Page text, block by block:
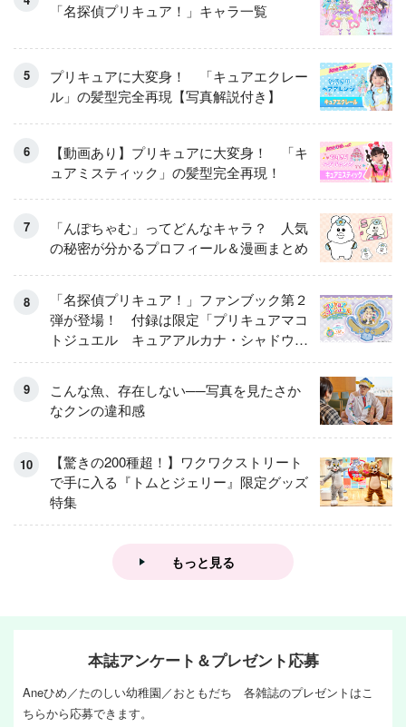
「名探偵プリキュア！」キャラ一覧
プリキュアに大変身！ 「キュアエクレー
ル」の髪型完全再現【写真解説付き】
【動画あり】プリキュアに大変身！ 「キ
ュアミスティック」の髪型完全再現！
「んぽちゃむ」ってどんなキャラ？ 人気
の秘密が分かるプロフィール＆漫画まとめ
「名探偵プリキュア！」ファンブック第２
弾が登場！ 付録は限定「プリキュアマコ
トジュエル キュアアルカナ・シャドウ
アイスver.」 キュアエクレールを大特
こんな魚、存在しない──写真を見たさか
なクンの違和感
【驚きの200種超！】ワクワクストリート
で手に入る『トムとジェリー』限定グッズ
特集
もっと見る
本誌アンケート＆プレゼント応募
Aneひめ／たのしい幼稚園／おともだち 各雑誌のプレゼントはこ
ちらから応募できます。